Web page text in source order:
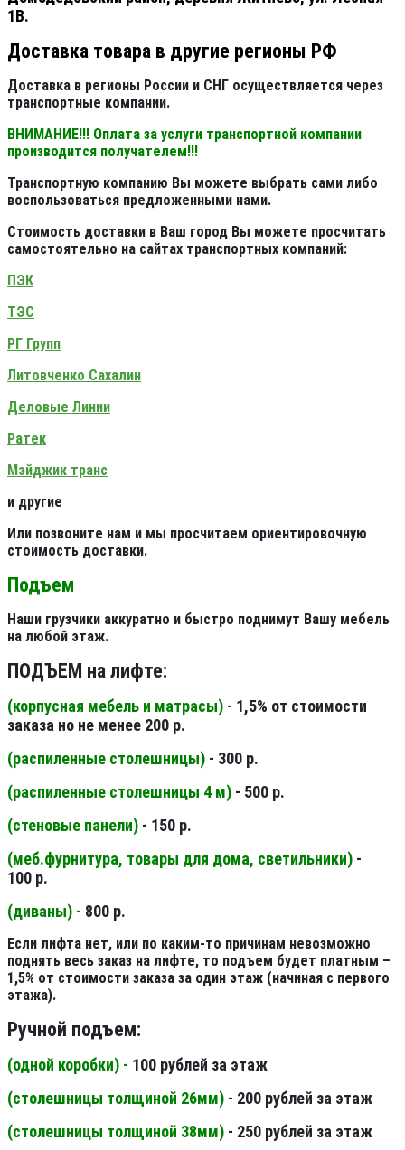
1В.
Доставка товара в другие регионы РФ
Доставка в регионы России и СНГ осуществляется через
транспортные компании.
ВНИМАНИЕ!!! Оплата за услуги транспортной компании
производится получателем!!!
Транспортную компанию Вы можете выбрать сами либо
воспользоваться предложенными нами.
Стоимость доставки в Ваш город Вы можете просчитать
самостоятельно на сайтах транспортных компаний:
ПЭК
ТЭС
РГ Групп
Литовченко Сахалин
Деловые Линии
Ратек
Мэйджик транс
и другие
Или позвоните нам и мы просчитаем ориентировочную
стоимость доставки.
Подъем
Наши грузчики аккуратно и быстро поднимут Вашу мебель
на любой этаж.
ПОДЪЕМ на лифте:
(корпусная мебель и матрасы) - 1,5% от стоимости
заказа но не менее 200 р.
(распиленные столешницы) - 300 р.
(распиленные столешницы 4 м) - 500 р.
(стеновые панели) - 150 р.
(меб.фурнитура, товары для дома, светильники) -
100 р.
(диваны) - 800 р.
Если лифта нет, или по каким-то причинам невозможно
поднять весь заказ на лифте, то подъем будет платным –
1,5% от стоимости заказа за один этаж (начиная с первого
этажа).
Ручной подъем:
(одной коробки) - 100 рублей за этаж
(столешницы толщиной 26мм) - 200 рублей за этаж
(столешницы толщиной 38мм) - 250 рублей за этаж